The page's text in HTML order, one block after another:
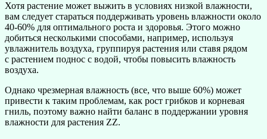
Хотя растение может выжить в условиях низкой влажности,
вам следует стараться поддерживать уровень влажности около
40-60% для оптимального роста и здоровья. Этого можно
добиться несколькими способами, например, используя
увлажнитель воздуха, группируя растения или ставя рядом
с растением поднос с водой, чтобы повысить влажность
воздуха.
Однако чрезмерная влажность (все, что выше 60%) может
привести к таким проблемам, как рост грибков и корневая
гниль, поэтому важно найти баланс в поддержании уровня
влажности для растения ZZ.